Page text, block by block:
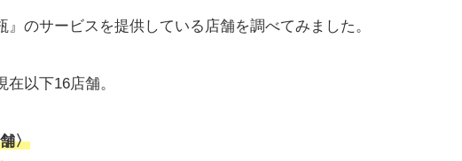
のサービスを提供している店舗を調べてみました。
以下16店舗。
〉